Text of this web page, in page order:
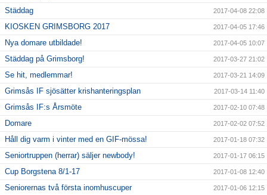
Städdag 2017-04-08 22:08
KIOSKEN GRIMSBORG 2017 2017-04-05 17:46
Nya domare utbildade! 2017-04-05 10:07
Städdag på Grimsborg! 2017-03-27 21:02
Se hit, medlemmar! 2017-03-21 14:09
Grimsås IF sjösätter krishanteringsplan 2017-03-14 11:40
Grimsås IF:s Årsmöte 2017-02-10 07:48
Domare 2017-02-02 07:52
Håll dig varm i vinter med en GIF-mössa! 2017-01-18 07:32
Seniortruppen (herrar) säljer newbody! 2017-01-17 06:15
Cup Borgstena 8/1-17 2017-01-08 12:40
Seniorernas två första inomhuscuper 2017-01-06 12:15